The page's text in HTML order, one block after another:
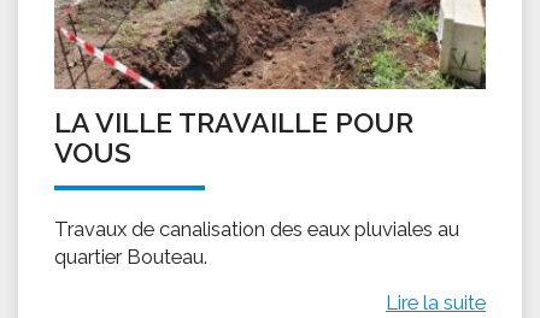
LA VILLE TRAVAILLE POUR
VOUS
Travaux de canalisation des eaux pluviales au
quartier Bouteau.
Lire la suite